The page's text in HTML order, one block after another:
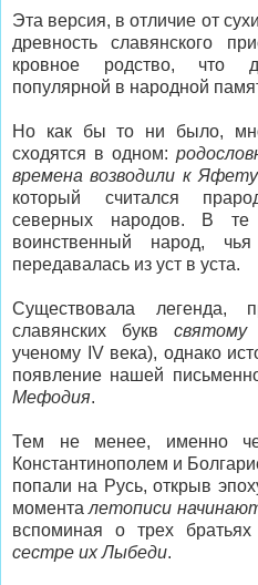
Эта версия, в отличие от
древность славянского
кровное родство, что
популярной в народной
Но как бы то ни было,
сходятся в одном:
времена возводили к Яфету
который считался
северных народов. В
воинственный народ,
передавалась из уст в уста.
Существовала легенда,
славянских букв святому
ученому IV века), однако
появление нашей
Мефодия.
Тем не менее, именно
Константинополем и
попали на Русь, открыв
моменталетописи
вспоминая о трех
сестре их Лыбеди.